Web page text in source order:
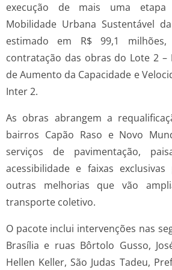
execução de mais uma
Mobilidade Urbana Sustentável
estimado em R$ 99,1
contratação das obras do Lote 2
de Aumento da Capacidade e
Inter 2.
As obras abrangem a
bairros Capão Raso e Novo
serviços de pavimentação,
acessibilidade e faixas
outras melhorias que vão
transporte coletivo.
O pacote inclui intervenções nas
Brasília e ruas Bôrtolo Gusso,
Hellen Keller, São Judas Tadeu,